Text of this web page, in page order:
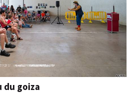
du goiza